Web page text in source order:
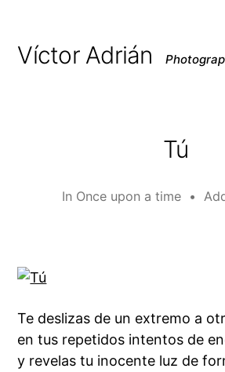
Víctor Adrián
Tú
In Once upon a time •
Te deslizas de un extremo a
en tus repetidos intentos de
y revelas tu inocente luz de